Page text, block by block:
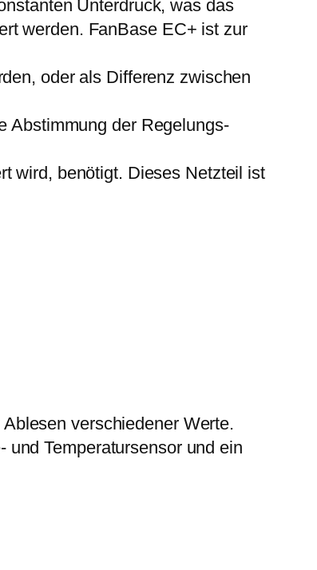
Unterdruck, was das
werden. FanBase EC+ ist zur
oder als Differenz zwischen
Abstimmung der Regelungs-
wird, benötigt. Dieses Netzteil ist
verschiedener Werte.
Temperatursensor und ein